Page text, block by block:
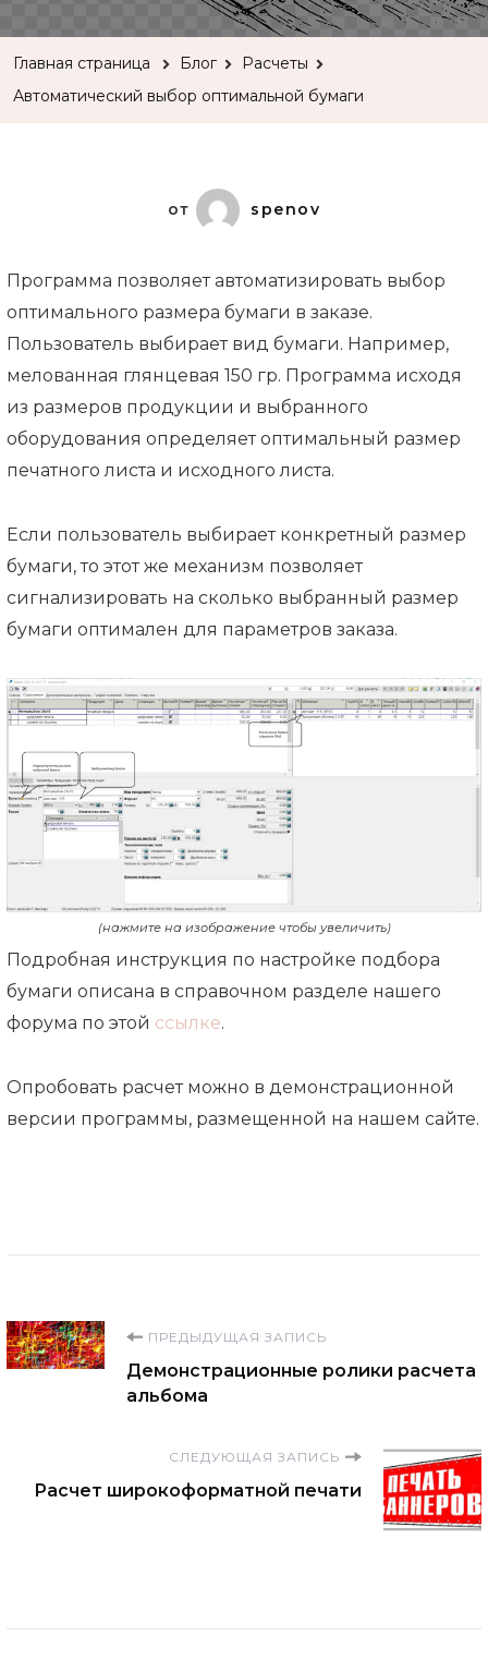
выбор
Главная страница Блог
Расчеты
Автоматический выбор оптимальной бумаги
от spenov
Программа позволяет автоматизировать выбор
оптимального размера бумаги в заказе.
Пользователь выбирает вид бумаги. Например,
мелованная глянцевая 150 гр. Программа исходя
из размеров продукции и выбранного
оборудования определяет оптимальный размер
печатного листа и исходного листа.
Если пользователь выбирает конкретный размер
бумаги, то этот же механизм позволяет
сигнализировать на сколько выбранный размер
бумаги оптимален для параметров заказа.
(нажмите на изображение чтобы увеличить)
Подробная инструкция по настройке подбора
бумаги описана в справочном разделе нашего
форума по этой ссылке.
Опробовать расчет можно в демонстрационной
версии программы, размещенной на нашем сайте.
Навигация
записям
ПРЕДЫДУЩАЯ ЗАПИСЬ
Демонстрационные ролики расчета
альбома
СЛЕДУЮЩАЯ ЗАПИСЬ
Расчет широкоформатной печати